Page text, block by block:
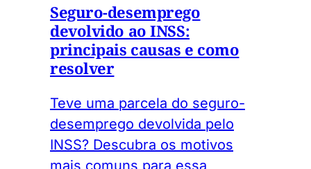
Seguro-desemprego
devolvido ao INSS:
principais causas e como
resolver
Teve uma parcela do seguro-
desemprego devolvida pelo
INSS? Descubra os motivos
mais comuns para essa